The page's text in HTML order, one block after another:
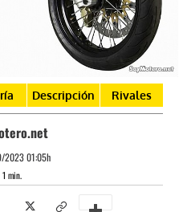
Descripción Rivales
2023 01:05h
min.